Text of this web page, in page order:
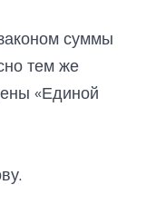
суммы
тем же
«Единой